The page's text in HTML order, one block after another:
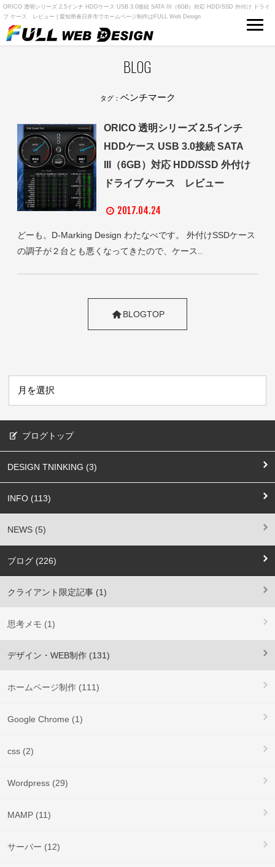
ORICO 透明シリーズ 2.5インチ HDDケース USB 3.0接続 SATA III（6GB）対応 HDD/SSD 外付け ドライ
ブ ケース レビュー | 愛知県春日井市でホームページ制作はFULL Web Design
BLOG
タグ： ベンチマーク
ORICO 透明シリーズ 2.5インチ
HDDケース USB 3.0接続 SATA
III（6GB）対応 HDD/SSD 外付け
ドライブ ケース レビュー
2017.04.24
どーも。D-Marking Design わたなべです。 外付けSSDケース
の調子が２台とも悪くなってきたので、ケース..
BLOGTOP
ブログトップ
DESIGN TNINKING (3)
INFO (113)
NEWS (5)
ブログ (226)
クライアント限定記事 (1)
思考メモ (1)
デザイン・WEB制作 (131)
ホームページ制作 (111)
Google Chrome (1)
css (2)
Wordpress (29)
MAMP (11)
サーバー (12)